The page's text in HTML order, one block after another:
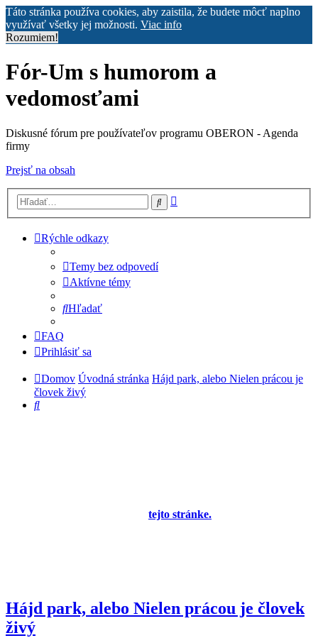
Táto stránka používa cookies, aby zaistila, že budete môcť naplno
využívať všetky jej možnosti. Viac info
Rozumiem!
Fór-Um s humorom a
vedomosťami
Diskusné fórum pre používateľov programu OBERON - Agenda
firmy
Prejsť na obsah
Hľadať
Rýchle odkazy
Temy bez odpovedí
Aktívne témy
Hľadať
FAQ
Prihlásiť sa
Domov Úvodná stránka Hájd park, alebo Nielen prácou je
človek živý
Hľadať
tejto stránke.
Hájd park, alebo Nielen prácou je človek
živý